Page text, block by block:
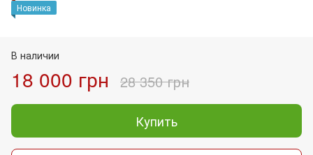
Новинка
В наличии
18 000 грн 28 350 грн
Купить